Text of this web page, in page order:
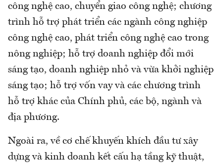
công nghệ cao, chuyển giao công nghệ; chương
trình hỗ trợ phát triển các ngành công nghiệp
công nghệ cao, phát triển công nghệ cao trong
nông nghiệp; hỗ trợ doanh nghiệp đổi mới
sáng tạo, doanh nghiệp nhỏ và vừa khởi nghiệp
sáng tạo; hỗ trợ vốn vay và các chương trình
hỗ trợ khác của Chính phủ, các bộ, ngành và
địa phương.
Ngoài ra, về cơ chế khuyến khích đầu tư xây
dựng và kinh doanh kết cấu hạ tầng kỹ thuật,